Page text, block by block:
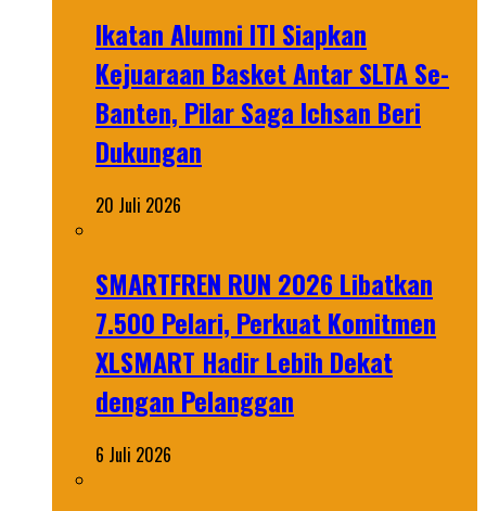
Ikatan Alumni ITI Siapkan
Kejuaraan Basket Antar SLTA Se-
Banten, Pilar Saga Ichsan Beri
Dukungan
20 Juli 2026
SMARTFREN RUN 2026 Libatkan
7.500 Pelari, Perkuat Komitmen
XLSMART Hadir Lebih Dekat
dengan Pelanggan
6 Juli 2026